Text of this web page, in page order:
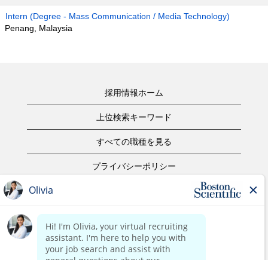
Intern (Degree - Mass Communication / Media Technology)
Penang, Malaysia
採用情報ホーム
上位検索キーワード
すべての職種を見る
プライバシーポリシー
著作権表示
お問合せ